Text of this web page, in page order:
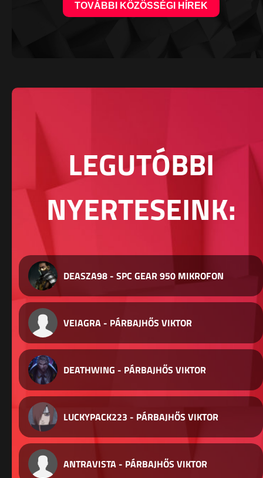
TOVÁBBI KÖZÖSSÉGI HÍREK
LEGUTÓBBI
NYERTESEINK:
DEASZA98 - SPC GEAR 950 MIKROFON
VEIAGRA - PÁRBAJHŐS VIKTOR
DEATHWING - PÁRBAJHŐS VIKTOR
LUCKYPACK223 - PÁRBAJHŐS VIKTOR
ANTRAVISTA - PÁRBAJHŐS VIKTOR